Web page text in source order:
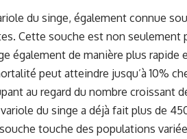
du singe, également connue
Cette souche est non seulement
également de manière plus
peut atteindre jusqu’à 10%
au regard du nombre croissant
du singe a déjà fait plus de
touche des populations